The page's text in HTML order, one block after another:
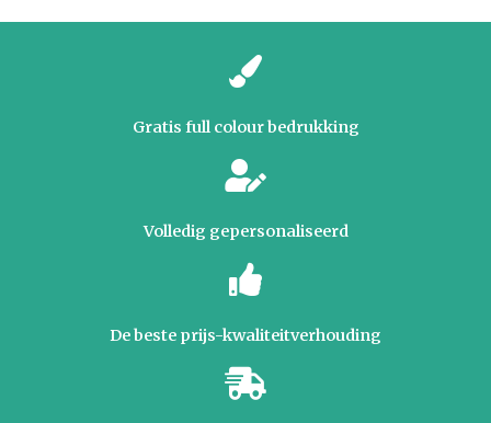
Gratis full colour bedrukking
Volledig gepersonaliseerd
De beste prijs-kwaliteitverhouding